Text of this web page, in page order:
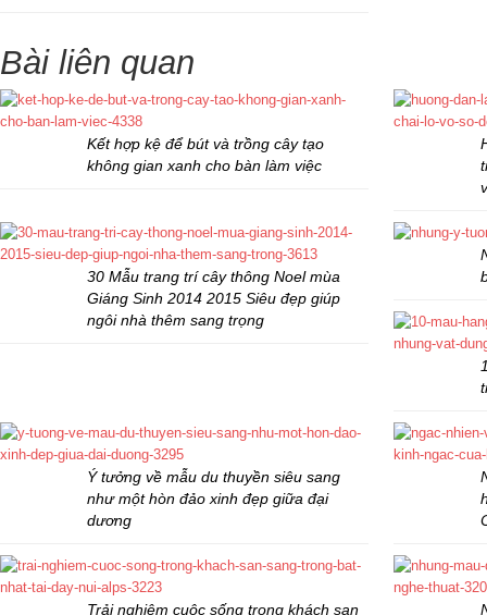
Bài liên quan
Kết hợp kệ để bút và trồng cây tạo
không gian xanh cho bàn làm việc
30 Mẫu trang trí cây thông Noel mùa
Giáng Sinh 2014 2015 Siêu đẹp giúp
ngôi nhà thêm sang trọng
Ý tưởng về mẫu du thuyền siêu sang
như một hòn đảo xinh đẹp giữa đại
dương
Trải nghiệm cuộc sống trong khách sạn